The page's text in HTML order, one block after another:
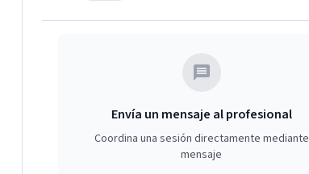
Envía un mensaje al profesional
Coordina una sesión directamente mediante
mensaje